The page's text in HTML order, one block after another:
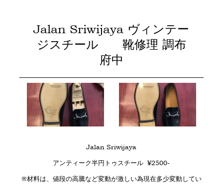
Jalan Sriwijaya ヴィンテー
ジスチール 靴修理 調布
府中
Jalan Sriwijaya
アンティーク半円トゥスチール ¥2500-
※材料は、値段の高騰など変動が激しい為現在多少変動してい